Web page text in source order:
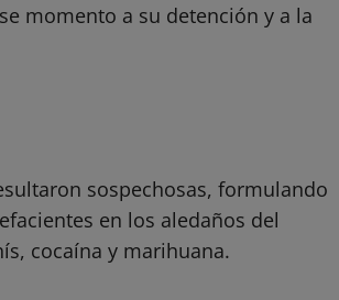
momento a su detención y a la
sospechosas, formulando
en los aledaños del
cocaína y marihuana.